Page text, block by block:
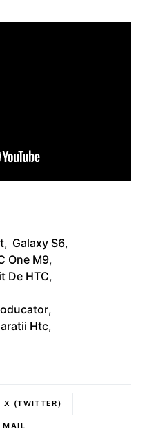
, Galaxy S6,
One M9,
De HTC,
,
Htc,
X (TWITTER)
MAIL